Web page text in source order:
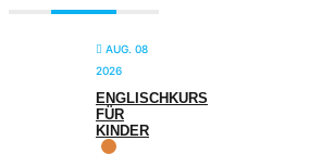
AUG. 08
2026
ENGLISCHKURS
FÜR
KINDER